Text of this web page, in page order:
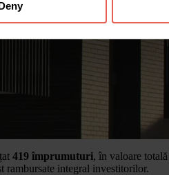
419 împrumuturi, în valoare
rambursate integral investitorilor.